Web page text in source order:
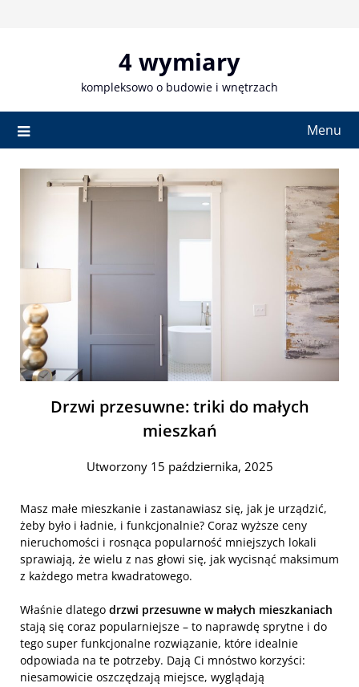
4 wymiary
kompleksowo o budowie i wnętrzach
Menu
Drzwi przesuwne: triki do małych
mieszkań
Utworzony 15 października, 2025
Masz małe mieszkanie i zastanawiasz się, jak je urządzić,
żeby było i ładnie, i funkcjonalnie? Coraz wyższe ceny
nieruchomości i rosnąca popularność mniejszych lokali
sprawiają, że wielu z nas głowi się, jak wycisnąć maksimum
z każdego metra kwadratowego.
Właśnie dlatego drzwi przesuwne w małych mieszkaniach
stają się coraz popularniejsze – to naprawdę sprytne i do
tego super funkcjonalne rozwiązanie, które idealnie
odpowiada na te potrzeby. Dają Ci mnóstwo korzyści:
niesamowicie oszczędzają miejsce, wyglądają